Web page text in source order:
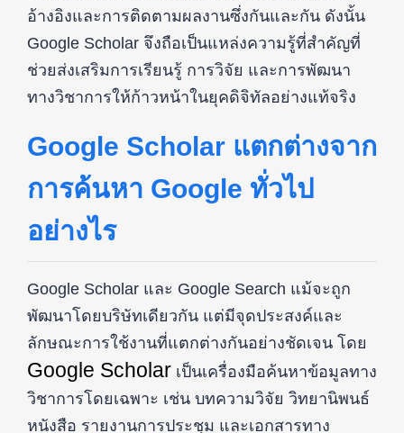
อ้างอิงและการติดตามผลงานซึ่งกันและกัน ดังนั้น
Google Scholar จึงถือเป็นแหล่งความรู้ที่สำคัญที่
ช่วยส่งเสริมการเรียนรู้ การวิจัย และการพัฒนา
ทางวิชาการให้ก้าวหน้าในยุคดิจิทัลอย่างแท้จริง
Google Scholar แตกต่างจาก
การค้นหา Google ทั่วไป
อย่างไร
Google Scholar และ Google Search แม้จะถูก
พัฒนาโดยบริษัทเดียวกัน แต่มีจุดประสงค์และ
ลักษณะการใช้งานที่แตกต่างกันอย่างชัดเจน โดย
Google Scholar เป็นเครื่องมือค้นหาข้อมูลทาง
วิชาการโดยเฉพาะ เช่น บทความวิจัย วิทยานิพนธ์
หนังสือ รายงานการประชุม และเอกสารทาง